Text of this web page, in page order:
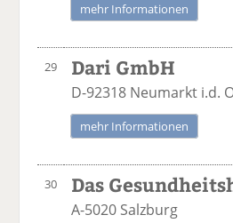
mehr Informationen
29 Dari GmbH
D-92318 Neumarkt i.d.
mehr Informationen
30 Das
A-5020 Salzburg